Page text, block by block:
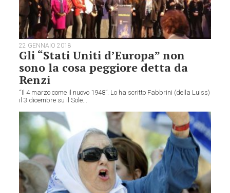
22 GENNAIO 2018
Gli “Stati Uniti d’Europa” non
sono la cosa peggiore detta da
Renzi
“Il 4 marzo come il nuovo 1948”. Lo ha scritto Fabbrini (della Luiss)
il 3 dicembre su il Sole...